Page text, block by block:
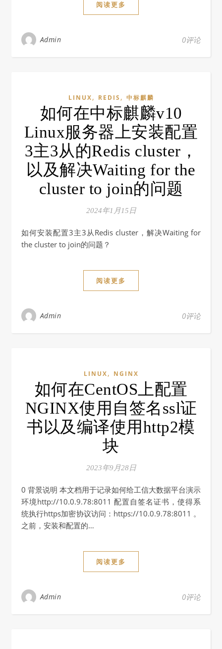
阅读更多
Admin 0评论
LINUX, REDIS , 中标麒麟
如何在中标麒麟v10
Linux服务器上安装配置
3主3从的Redis cluster，
以及解决Waiting for the
cluster to join的问题
2024年1月15日
如何安装配置3主3从Redis cluster，解决Waiting for
the cluster to join的问题？
阅读更多
Admin 0评论
LINUX, NGINX
如何在CentOS上配置
NGINX使用自签名ssl证
书以及编译使用http2模
块
2023年9月28日
0 背景说明 本文档用于记录如何给工信大数据平台演示
环境http://10.0.9.78:8011 配置自签名证书，使得系
统执行https加密协议访问：https://10.0.9.78:8011 。
之前，安装和配置的…
阅读更多
Admin 0评论